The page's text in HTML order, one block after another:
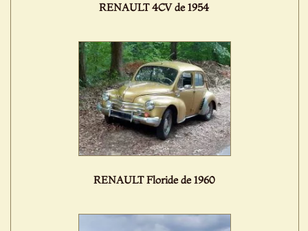
RENAULT 4CV de 1954
RENAULT Floride de 1960